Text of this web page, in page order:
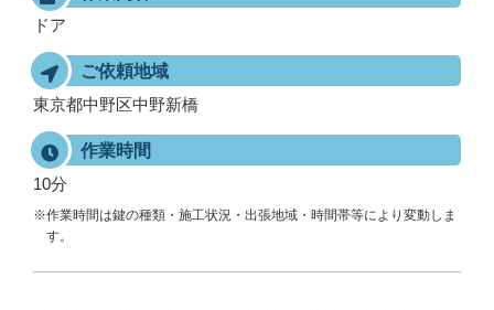
ドア
ご依頼地域
東京都中野区中野新橋
作業時間
10分
※作業時間は鍵の種類・施工状況・出張地域・時間帯等により変動しま
す。